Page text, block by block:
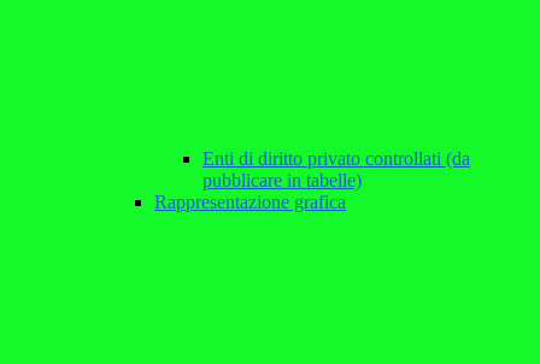
Enti di diritto privato controllati (da
pubblicare in tabelle)
Rappresentazione grafica